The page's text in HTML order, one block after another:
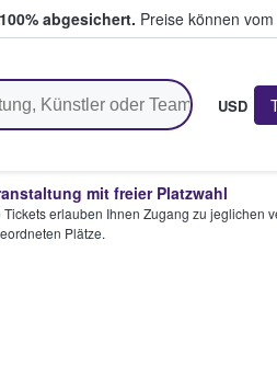
abgesichert. Preise können
USD
mit freier Platzwahl
Tickets erlauben Ihnen Zugang zu jeglichen
Plätze.